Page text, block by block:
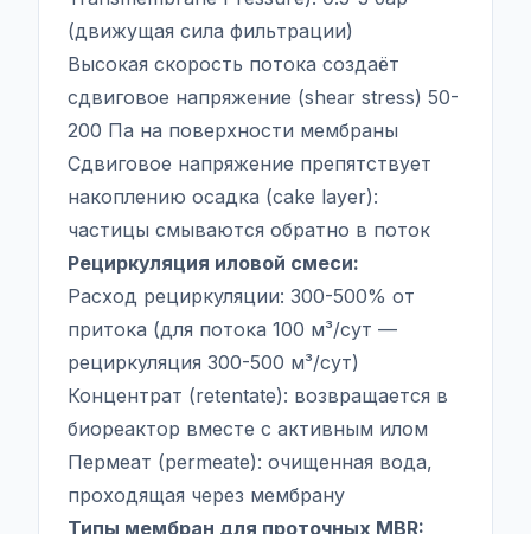
(движущая сила фильтрации)
Высокая скорость потока создаёт
сдвиговое напряжение (shear stress) 50-
200 Па на поверхности мембраны
Сдвиговое напряжение препятствует
накоплению осадка (cake layer):
частицы смываются обратно в поток
Рециркуляция иловой смеси:
Расход рециркуляции: 300-500% от
притока (для потока 100 м³/сут —
рециркуляция 300-500 м³/сут)
Концентрат (retentate): возвращается в
биореактор вместе с активным илом
Пермеат (permeate): очищенная вода,
проходящая через мембрану
Типы мембран для проточных MBR: